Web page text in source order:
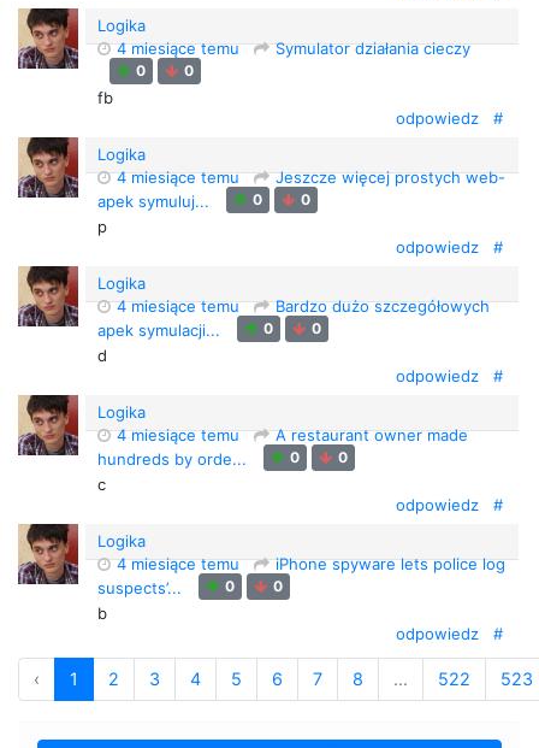
Logika
4 miesiące temu
Symulator działania cieczy
0 0
fb
odpowiedz
#
Logika
4 miesiące temu
Jeszcze więcej prostych web-
apek symuluj...
0 0
p
odpowiedz
#
Logika
4 miesiące temu
Bardzo dużo szczegółowych
apek symulacji...
0 0
d
odpowiedz
#
Logika
4 miesiące temu
A restaurant owner made
hundreds by orde...
0 0
c
odpowiedz
#
Logika
4 miesiące temu
iPhone spyware lets police log
suspects’...
0 0
b
odpowiedz
#
‹ 1 2 3 4 5 6 7 8 ... 522 523